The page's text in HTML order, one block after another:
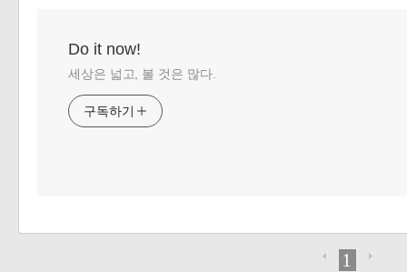
Do it now!
세상은 넓고, 볼 것은 많다.
구독하기
1